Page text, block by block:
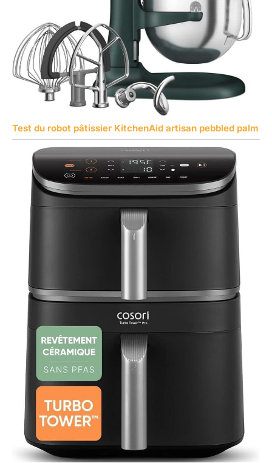
Test du robot pâtissier KitchenAid artisan pebbled palm